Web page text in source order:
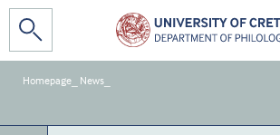
Homepage News